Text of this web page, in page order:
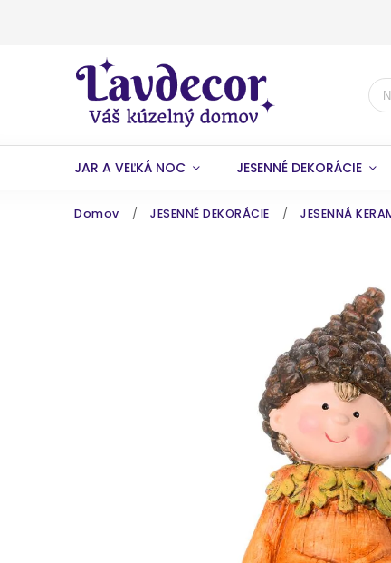
JAR A VEĽKÁ NOC JESENNÉ DEKORÁCIE
Domov / JESENNÉ DEKORÁCIE / JESENNÁ